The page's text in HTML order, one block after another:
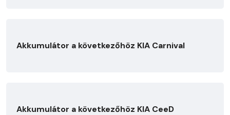
Akkumulátor a következőhöz KIA Carnival
Akkumulátor a következőhöz KIA CeeD